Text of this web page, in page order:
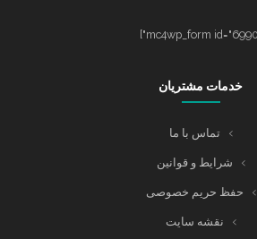
خدمات مشتریان
تماس با ما
شرایط و قوانین
حفظ حریم خصوصی
نقشه سایت